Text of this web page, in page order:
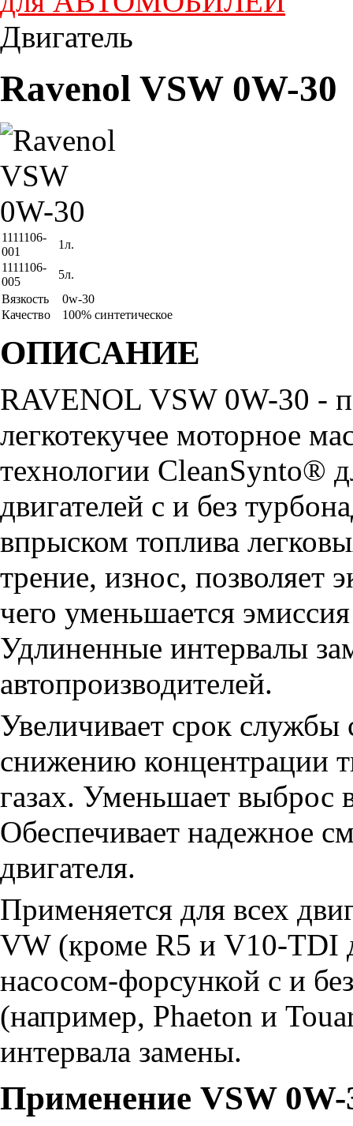
Двигатель
Ravenol VSW 0W-30
1111106-
001
1л.
1111106-
005
5л.
Вязкость
0w-30
Качество
100% синтетическое
ОПИСАНИЕ
RAVENOL VSW 0W-30 -
легкотекучее моторное
технологии CleanSynto®
двигателей с и без
впрыском топлива
трение, износ, позволяет
чего уменьшается
Удлиненные интервалы
автопроизводителей.
Увеличивает срок службы
снижению концентрации
газах. Уменьшает выброс
Обеспечивает надежное
двигателя.
Применяется для всех
VW (кроме R5 и V10-TDI
насосом-форсункой с и
(например, Phaeton и
интервала замены.
Применение VSW 0W-